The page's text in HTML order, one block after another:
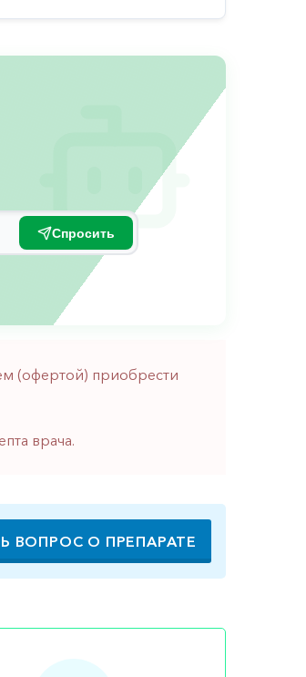
Спросить
(офертой) приобрести
врача.
ВОПРОС О ПРЕПАРАТЕ